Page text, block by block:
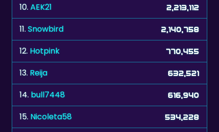
10.AEK21 2,213,112
11.Snowbird 2,140,758
12. Hotpink 770,455
13. Reija 632,521
14. bull7448 616,940
15. Nicoleta58 534,228